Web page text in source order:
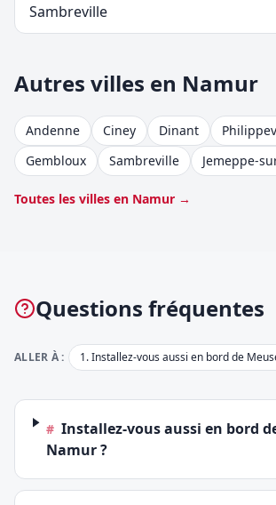
Sambreville
Autres villes en Namur
Andenne Ciney Dinant
Gembloux
Sambreville Jemeppe-
Toutes les villes en Namur →
Questions fréquentes
ALLER À : 1.Installez-vous aussi en bord de
# Installez-vous aussi en bord
Namur ?